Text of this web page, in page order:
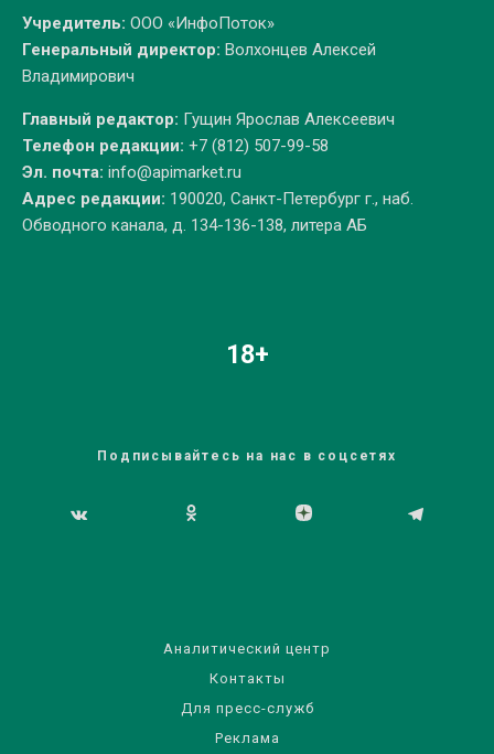
Учредитель: ООО «ИнфоПоток»
Генеральный директор: Волхонцев Алексей
Владимирович
Главный редактор: Гущин Ярослав Алексеевич
Телефон редакции: +7 (812) 507-99-58
Эл. почта: info@apimarket.ru
Адрес редакции: 190020, Санкт-Петербург г., наб.
Обводного канала, д. 134-136-138, литера АБ
18+
Подписывайтесь на нас в соцсетях
Аналитический центр
Контакты
Для пресс-служб
Реклама